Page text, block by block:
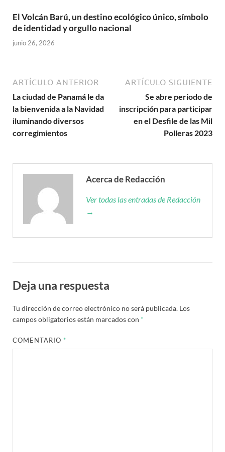
El Volcán Barú, un destino ecológico único, símbolo
de identidad y orgullo nacional
junio 26, 2026
ARTÍCULO ANTERIOR
La ciudad de Panamá le da
la bienvenida a la Navidad
iluminando diversos
corregimientos
ARTÍCULO SIGUIENTE
Se abre periodo de
inscripción para participar
en el Desfile de las Mil
Polleras 2023
Acerca de Redacción
Ver todas las entradas de Redacción
→
Deja una respuesta
Tu dirección de correo electrónico no será publicada. Los
campos obligatorios están marcados con *
COMENTARIO *